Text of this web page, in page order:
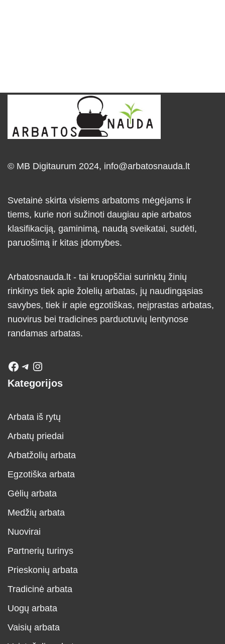
© MB Digitaurum 2024, info@arbatosnauda.lt
Svetainė skirta visiems arbatoms mėgėjams ir
tiems, kurie nori sužinoti daugiau apie arbatos
klasifikaciją, gaminimą, naudą sveikatai, sudėti,
paruošimą ir kitas įdomybes.
Arbatosnauda.lt - tai kruopščiai surinktų žinių
rinkinys tiek apie žolelių arbatas, jų naudingąsias
savybes, tiek ir apie egzotiškas, neįprastas arbatas,
nuovirus bei tradicines parduotuvių lentynose
randamas arbatas.
Kategorijos
Arbata iš rytų
Arbatų priedai
Arbatžolių arbata
Egzotiška arbata
Gėlių arbata
Medžių arbata
Nuovirai
Partnerių turinys
Prieskonių arbata
Tradicinė arbata
Uogų arbata
Vaisių arbata